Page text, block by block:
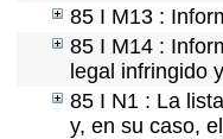
85 I M13 :
85 I M14 :
legal infringido
85 I N1 : La
y, en su caso,